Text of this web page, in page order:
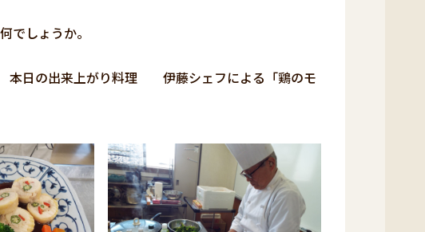
でしょうか。
日の出来上がり料理 伊藤シェフによる「鶏のモ